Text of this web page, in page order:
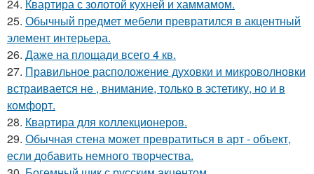
24. Квартира с золотой кухней и хаммамом.
25. Обычный предмет мебели превратился в акцентный
элемент интерьера.
26. Даже на площади всего 4 кв.
27. Правильное расположение духовки и микроволновки
встраивается не , внимание, только в эстетику, но и в
комфорт.
28. Квартира для коллекционеров.
29. Обычная стена может превратиться в арт - объект,
если добавить немного творчества.